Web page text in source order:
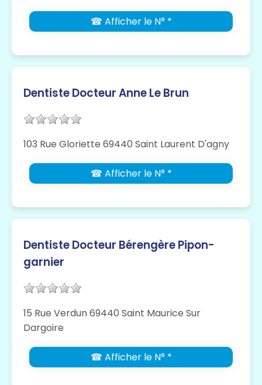
☎ Afficher le N° *
Dentiste Docteur Anne Le Brun
103 Rue Gloriette 69440 Saint Laurent D'agny
☎ Afficher le N° *
Dentiste Docteur Bérengère Pipon-
garnier
15 Rue Verdun 69440 Saint Maurice Sur
Dargoire
☎ Afficher le N° *